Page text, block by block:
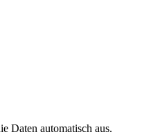
Daten automatisch aus.